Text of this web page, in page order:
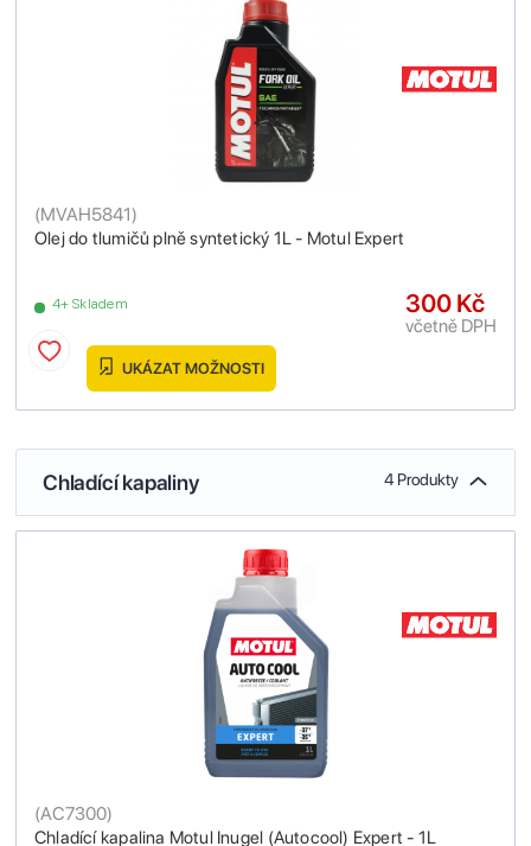
Olej do tlumičů plně syntetický 1L - Motul Expert
(MVAH5841)
4+ Skladem 300 Kč
včetně DPH
UKÁZAT MOŽNOSTI
Chladící kapaliny 4 Produkty
Chladící kapalina Motul Inugel (Autocool) Expert - 1L
(AC7300)